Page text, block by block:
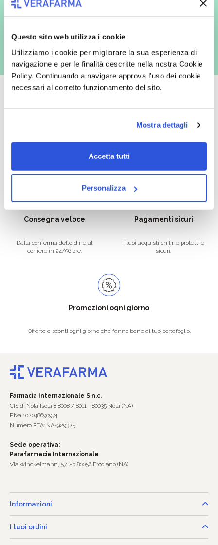
Questo sito web utilizza i cookie
Utilizziamo i cookie per migliorare la sua esperienza di
navigazione e per le finalità descritte nella nostra Cookie
Policy. Continuando a navigare approva l'uso dei cookie
necessari al corretto funzionamento del sito.
Mostra dettagli
Accetta tutti
Personalizza
marketing (con modalità telematiche - quali ad es. newsletter ed e-mail
con inviti e comunicazioni commerciali - e modalità tradizionali, quali ad
per soddisfare tutte le esigenze.
Spedizione gratuita
la spedizione la regaliamo noi.
Consegna veloce
Dalla conferma dell’ordine al
corriere in 24/96 ore.
Pagamenti sicuri
I tuoi acquisti on line protetti e
sicuri.
Promozioni ogni giorno
Offerte e sconti ogni giorno che fanno bene al tuo portafoglio.
Farmacia Internazionale S.n.c.
CIS di Nola Isola 8 8008 / 8011 - 80035 Nola (NA)
P.Iva : 02048690974
Numero REA: NA-929325
Sede operativa:
Parafarmacia Internazionale
Via winckelmann, 57 l-p 80056 Ercolano (NA)
Informazioni
I tuoi ordini